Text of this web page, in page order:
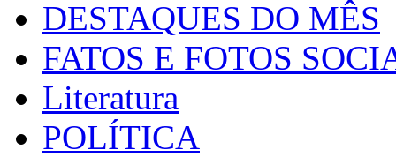
DESTAQUES DO MÊS
FATOS E FOTOS
Literatura
POLÍTICA